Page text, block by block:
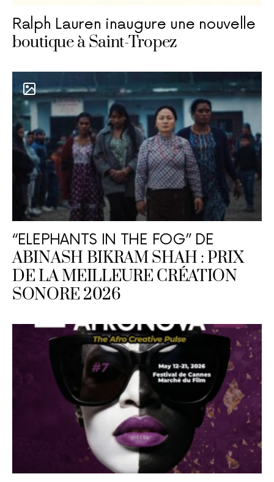
Ralph Lauren inaugure une nouvelle
boutique à Saint-Tropez
“ELEPHANTS IN THE FOG” DE
ABINASH BIKRAM SHAH : PRIX
DE LA MEILLEURE CRÉATION
SONORE 2026